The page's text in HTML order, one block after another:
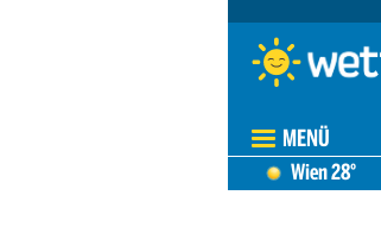
MENÜ
Wien28°